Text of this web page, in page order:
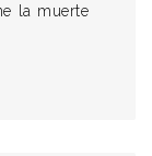
la muerte